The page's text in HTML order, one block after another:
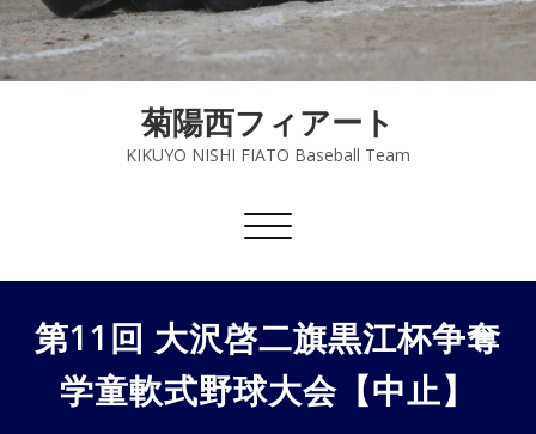
菊陽西フィアート
KIKUYO NISHI FIATO Baseball Team
ナ
ゲ
シ
ョ
ン
を
第11回 大沢啓二旗黒江杯争奪
学童軟式野球大会【中止】